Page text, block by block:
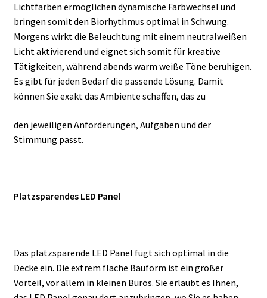
Lichtfarben ermöglichen dynamische Farbwechsel und
bringen somit den Biorhythmus optimal in Schwung.
Morgens wirkt die Beleuchtung mit einem neutralweißen
Licht aktivierend und eignet sich somit für kreative
Tätigkeiten, während abends warm weiße Töne beruhigen.
Es gibt für jeden Bedarf die passende Lösung. Damit
können Sie exakt das Ambiente schaffen, das zu
den jeweiligen Anforderungen, Aufgaben und der
Stimmung passt.
Platzsparendes LED Panel
Das platzsparende LED Panel fügt sich optimal in die
Decke ein. Die extrem flache Bauform ist ein großer
Vorteil, vor allem in kleinen Büros. Sie erlaubt es Ihnen,